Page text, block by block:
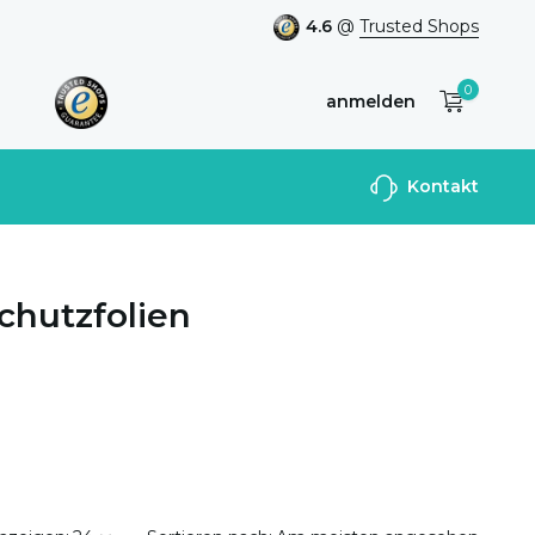
4.6 @ Trusted Shops
anmelden
Benutzerkonto
0
Kontakt